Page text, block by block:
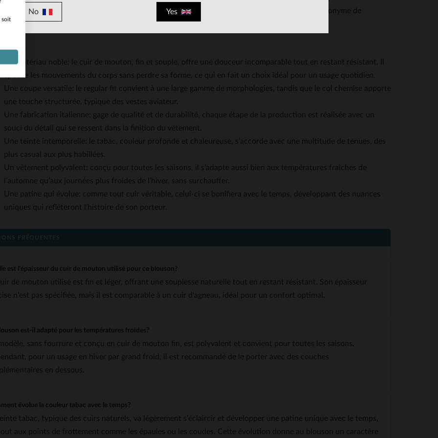
portée aux détails et à la qualité des cuirs. Aujourd’hui, Aeronautica Militare est synonyme de
intemporels, où l’histoire rencontre le contemporain.
Un matériau noble: le cuir de mouton, fin et souple, offre une douceur incomparable tout en restant résistant. Il
épouse les mouvements du corps sans perdre sa forme, ce qui en fait un choix idéal pour un usage quotidien.
Une coupe versatile: le regular fit convient à une large gamme de morphologies, tandis que le col chemise apporte
une touche structurée, typique des vestes aviateur.
Une fabrication italienne: gage de qualité et de durabilité, chaque étape de la production est réalisée avec un
souci du détail qui se ressent dans la finition du vêtement.
Une teinte intemporelle: le tabac, couleur profonde et chaleureuse, s’accorde avec une multitude de tenues, des
plus casual aux plus habillées.
Un vêtement polyvalent: conçu pour toutes les saisons, il s’adapte aussi bien aux températures fraîches de
l’automne qu’aux journées plus froides de l’hiver, sans surchauffer.
Une patine qui évolue: comme tout cuir véritable, celui-ci se bonifiera avec le temps, développant des nuances
uniques qui refléteront l’histoire de son porteur.
FRÉQUENTES
est l'épaisseur du cuir de mouton utilisé pour ce blouson?
de mouton utilisé est fin et léger, offrant une souplesse naturelle tout en restant résistant. Son épaisseur
n'est pas spécifiée, mais il est comparable à un cuir d'agneau, idéal pour un confort optimal.
est-il adapté pour les températures froides?
sans fourrure et conçu en cuir de mouton fin, est polyvalent et convient pour toutes les saisons.
pour un usage en hiver par grand froid, il est recommandé de le porter avec des couches
en dessous.
évolue la couleur tabac avec le temps?
tabac, typique des cuirs naturels, va légèrement s'éclaircir et développer une patine unique avec le temps,
aux points de frottement comme les épaules ou les coudes. Cette évolution donne au blouson un caractère
No Yes
soit